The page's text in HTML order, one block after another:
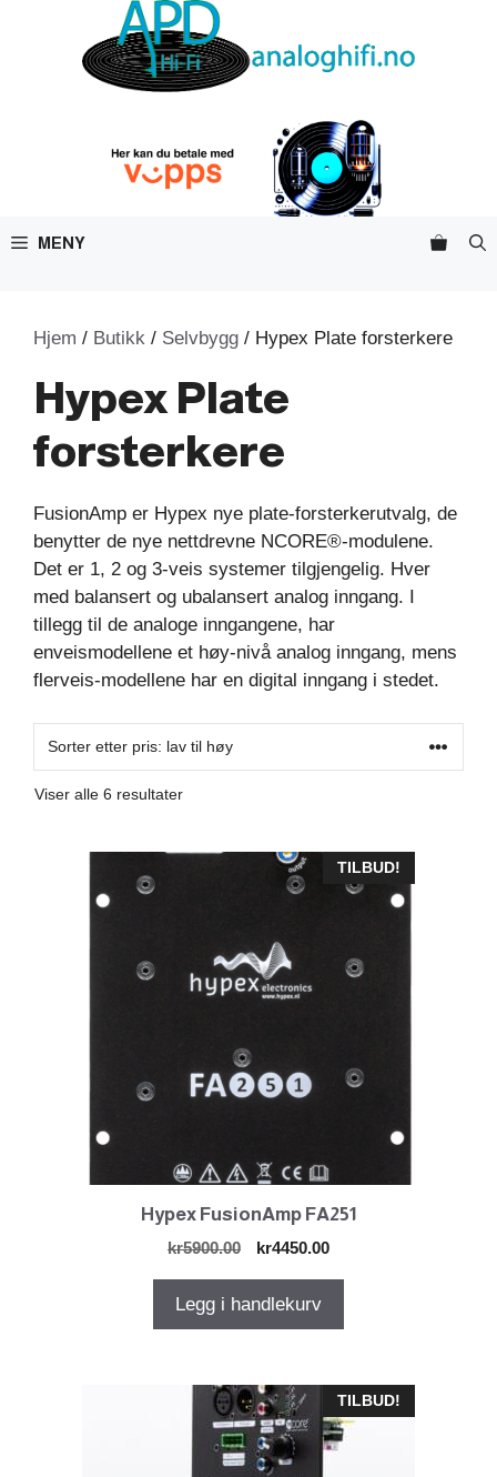
MENY
Hjem / Butikk / Selvbygg / Hypex Plate forsterkere
Hypex Plate
forsterkere
FusionAmp er Hypex nye plate-forsterkerutvalg, de
benytter de nye nettdrevne NCORE®-modulene.
Det er 1, 2 og 3-veis systemer tilgjengelig. Hver
med balansert og ubalansert analog inngang. I
tillegg til de analoge inngangene, har
enveismodellene et høy-nivå analog inngang, mens
flerveis-modellene har en digital inngang i stedet.
Viser alle 6 resultaterSortert
TILBUD!
Hypex FusionAmp FA251
kr5900.00
Opprinnelig
var:
kr5900.00.
kr4450.00Nåværende
Legg i handlekurv
TILBUD!